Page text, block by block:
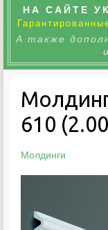
НА САЙТЕ
А также
610
Молдинги